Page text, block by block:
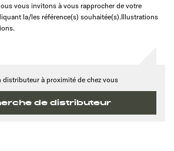
vous invitons à vous rapprocher de votre
la/les référence(s) souhaitée(s).Illustrations
distributeur à proximité de chez vous
de distributeur